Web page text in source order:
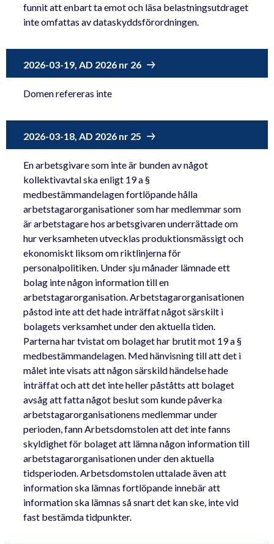
funnit att enbart ta emot och läsa belastningsutdraget
inte omfattas av dataskyddsförordningen.
2026-03-19, AD 2026 nr 26
Domen refereras inte
2026-03-18, AD 2026 nr 25
En arbetsgivare som inte är bunden av något
kollektivavtal ska enligt 19 a §
medbestämmandelagen fortlöpande hålla
arbetstagarorganisationer som har medlemmar som
är arbetstagare hos arbetsgivaren underrättade om
hur verksamheten utvecklas produktionsmässigt och
ekonomiskt liksom om riktlinjerna för
personalpolitiken. Under sju månader lämnade ett
bolag inte någon information till en
arbetstagarorganisation. Arbetstagarorganisationen
påstod inte att det hade inträffat något särskilt i
bolagets verksamhet under den aktuella tiden.
Parterna har tvistat om bolaget har brutit mot 19 a §
medbestämmandelagen. Med hänvisning till att det i
målet inte visats att någon särskild händelse hade
inträffat och att det inte heller påståtts att bolaget
avsåg att fatta något beslut som kunde påverka
arbetstagarorganisationens medlemmar under
perioden, fann Arbetsdomstolen att det inte fanns
skyldighet för bolaget att lämna någon information till
arbetstagarorganisationen under den aktuella
tidsperioden. Arbetsdomstolen uttalade även att
information ska lämnas fortlöpande innebär att
information ska lämnas så snart det kan ske, inte vid
fast bestämda tidpunkter.